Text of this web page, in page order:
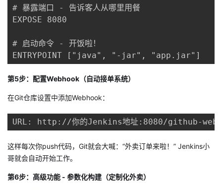
# 暴露端口 - 告诉客人从哪里用餐
EXPOSE 8080
# 启动命令 - 开饭啦！
ENTRYPOINT ["java", "-jar", "app.jar"]
第5步：配置Webhook （自动接单系统）
在Git仓库设置中添加Webhook：
URL: http://你的Jenkins地址:8080/github-
这样每次你push代码，Git就会大喊：“外卖订单来啦！” Jenkins小
哥就会自动开始工作。
第6步：高级功能 - 参数化构建 （定制化外卖）